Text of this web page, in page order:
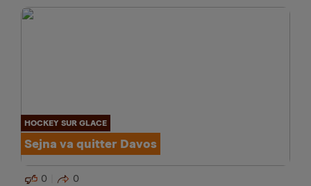
HOCKEY SUR GLACE
Sejna va quitter Davos
0 0